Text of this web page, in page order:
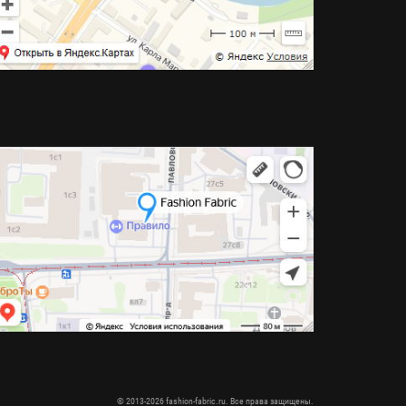
© 2013-2026 fashion-fabric.ru. Все права защищены.